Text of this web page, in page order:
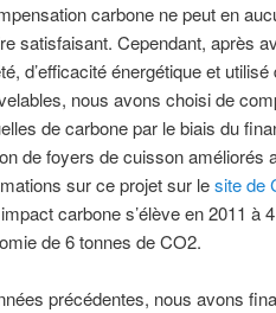
carbone ne peut en
satisfaisant. Cependant, après
d’efficacité énergétique et
nous avons choisi de
de carbone par le biais du
de foyers de cuisson améliorés
sur ce projet sur lesite de
carbone s’élève en 2011
de 6 tonnes de CO2.
précédentes, nous avons